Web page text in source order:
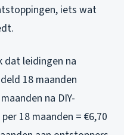
iets wat
dat leidingen na
18 maanden
na DIY-
18 maanden = €6,70